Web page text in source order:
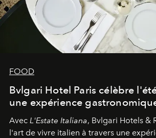
FOOD
Bvlgari Hotel Paris célèbre
une expérience
Avec L'Estate Italiana, Bvlgari Hotels &
l'art de vivre italien à travers une